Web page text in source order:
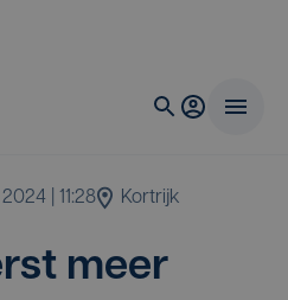
| 11:28 Kortrijk
meer